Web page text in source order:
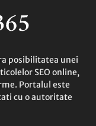
posibilitatea unei
SEO online,
Portalul este
cu o autoritate